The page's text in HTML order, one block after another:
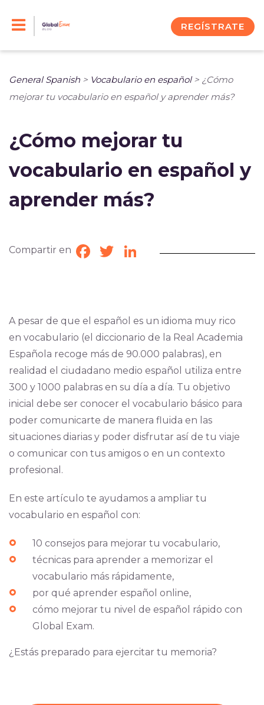
REGÍSTRATE
General Spanish > Vocabulario en español> ¿Cómo
mejorar tu vocabulario en español y aprender más?
¿Cómo mejorar tu
vocabulario en español y
aprender más?
Compartir en Facebook
TwitterLinkedIn
A pesar de que el español es un idioma muy rico
en vocabulario (el diccionario de la Real Academia
Española recoge más de 90.000 palabras), en
realidad el ciudadano medio español utiliza entre
300 y 1000 palabras en su día a día. Tu objetivo
inicial debe ser conocer el vocabulario básico para
poder comunicarte de manera fluida en las
situaciones diarias y poder disfrutar así de tu viaje
o comunicar con tus amigos o en un contexto
profesional.
En este artículo te ayudamos a ampliar tu
vocabulario en español con:
10 consejos para mejorar tu vocabulario,
técnicas para aprender a memorizar el
vocabulario más rápidamente,
por qué aprender español online,
cómo mejorar tu nivel de español rápido con
Global Exam.
¿Estás preparado para ejercitar tu memoria?